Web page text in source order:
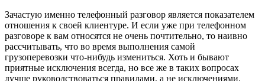
Зачастую именно телефонный разговор является показателем
отношения к своей клиентуре. И если уже при телефонном
разговоре к вам относятся не очень почтительно, то наивно
рассчитывать, что во время выполнения самой
грузоперевозки что-нибудь измениться. Хоть и бывают
приятные исключения всегда, но все же в таких вопросах
лучше руководствоваться правилами, а не исключениями.